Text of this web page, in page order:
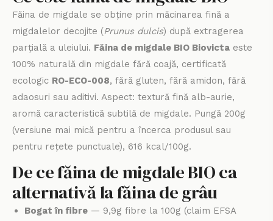
Făina de migdale se obține prin măcinarea fină a
migdalelor decojite (Prunus dulcis) după extragerea
parțială a uleiului. Făina de migdale BIO Biovicta este
100% naturală din migdale fără coajă, certificată
ecologic RO-ECO-008, fără gluten, fără amidon, fără
adaosuri sau aditivi. Aspect: textură fină alb-aurie,
aromă caracteristică subtilă de migdale. Pungă 200g
(versiune mai mică pentru a încerca produsul sau
pentru rețete punctuale), 616 kcal/100g.
De ce făina de migdale BIO ca
alternativă la făina de grâu
Bogat în fibre — 9,9g fibre la 100g (claim EFSA